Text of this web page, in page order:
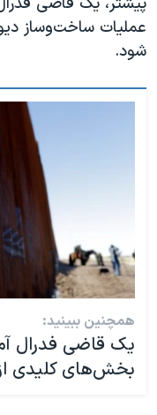
عملیات ساخت‌وساز
شود.
همچنین ببینید:
یک قاضی فدرال
بخش‌های کلیدی